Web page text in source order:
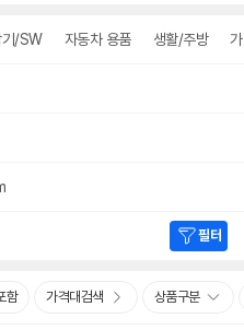
기/SW 자동차 용품 생활/주방
필터
함 가격대검색 상품구분